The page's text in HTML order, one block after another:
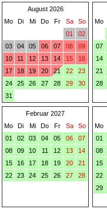
August 2026
Mo
Di Mi Do Fr Sa
So
01
02
03
04 05 06 07 08
09
10
11 12 13 14 15
16
17
18 19 20 21 22
23
24
25 26 27 28 29
30
31
Mo
07
14
21
28
Februar 2027
Mo
Di Mi Do Fr Sa
So
01
02 03 04 05 06
07
08
09 10 11 12 13
14
15
16 17 18 19 20
21
22
23 24 25 26 27 28
Mo
01
08
15
22
29